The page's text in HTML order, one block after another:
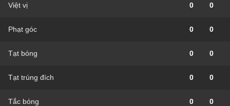
Việt vị 0 0
Phạt góc 0 0
Tạt bóng 0 0
Tạt trúng đích 0 0
Tắc bóng 0 0